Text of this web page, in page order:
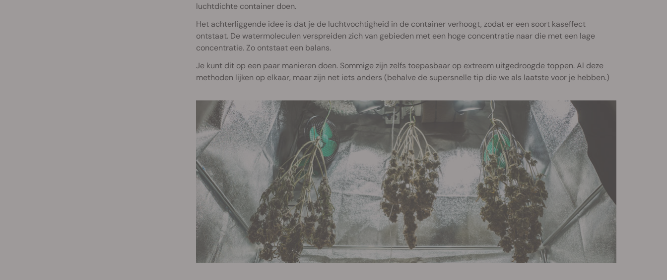
luchtdichte container doen.
Het achterliggende idee is dat je de luchtvochtigheid in de container verhoogt, zodat er een soort kaseffect
ontstaat. De watermoleculen verspreiden zich van gebieden met een hoge concentratie naar die met een lage
concentratie. Zo ontstaat een balans.
Je kunt dit op een paar manieren doen. Sommige zijn zelfs toepasbaar op extreem uitgedroogde toppen. Al deze
methoden lijken op elkaar, maar zijn net iets anders (behalve de supersnelle tip die we als laatste voor je hebben.)